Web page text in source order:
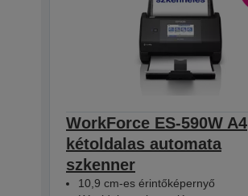
WorkForce ES-590W A4
kétoldalas automata
szkenner
10,9 cm-es érintőképernyő